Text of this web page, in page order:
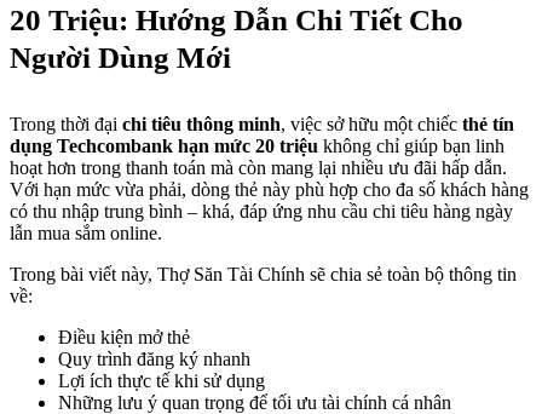
20 Triệu: Hướng Dẫn Chi Tiết Cho
Người Dùng Mới
Trong thời đại chi tiêu thông minh, việc sở hữu một chiếc thẻ tín
dụng Techcombank hạn mức 20 triệu không chỉ giúp bạn linh
hoạt hơn trong thanh toán mà còn mang lại nhiều ưu đãi hấp dẫn.
Với hạn mức vừa phải, dòng thẻ này phù hợp cho đa số khách hàng
có thu nhập trung bình – khá, đáp ứng nhu cầu chi tiêu hàng ngày
lẫn mua sắm online.
Trong bài viết này, Thợ Săn Tài Chính sẽ chia sẻ toàn bộ thông tin
về:
Điều kiện mở thẻ
Quy trình đăng ký nhanh
Lợi ích thực tế khi sử dụng
Những lưu ý quan trọng để tối ưu tài chính cá nhân